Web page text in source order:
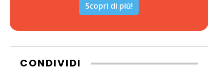
Scopri di più!
CONDIVIDI